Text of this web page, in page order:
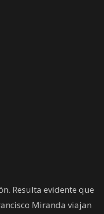
Resulta evidente que
Miranda viajan